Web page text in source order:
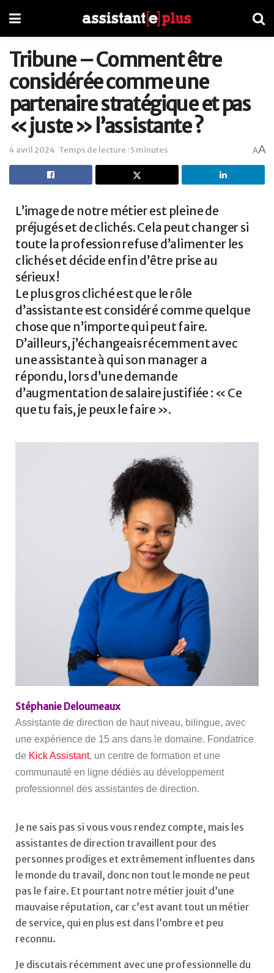
Tribune – Comment être
considérée comme une
partenaire stratégique et pas
« juste » l’assistante ?
4 avril 2024 Temps de lecture : 5 minutes AA
L’image de notre métier est pleine de
préjugés et de clichés. Cela peut changer si
toute la profession refuse d’alimenter les
clichés et décide enfin d’être prise au
sérieux !
Le plus gros cliché est que le rôle
d’assistante est considéré comme quelque
chose que n’importe qui peut faire.
D’ailleurs, j’échangeais récemment avec
une assistante à qui son manager a
répondu, lors d’une demande
d’augmentation de salaire justifiée : « Ce
que tu fais, je peux le faire ».
Stéphanie Deloumeaux
Assistante de direction de haut niveau, bilingue, avec
une expérience de 15 ans dans le domaine. Fondatrice
de Kick Assistant, un centre de formation et une
communauté en ligne dédiés au développement
professionnel des assistantes de direction.
Je ne sais pas si vous vous rendez compte, mais les
assistantes de direction travaillent pour des
personnes prodiges et extrêmement influentes dans
le monde du travail, donc non tout le monde ne peut
pas le faire. Et pourtant notre métier jouit d’une
mauvaise réputation, car c’est avant tout un métier
de service, qui en plus est dans l’ombre et peu
reconnu.
Je discutais récemment avec une professionnelle du